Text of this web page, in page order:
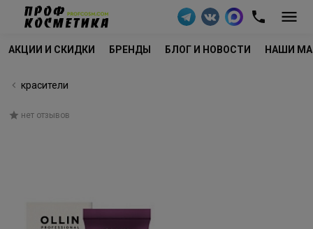
АКЦИИ И СКИДКИ БРЕНДЫ БЛОГ И НОВОСТИ НАШИ
красители
нет отзывов